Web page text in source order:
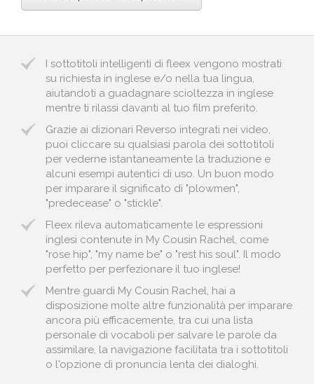
I sottotitoli intelligenti di fleex vengono mostrati
su richiesta in inglese e/o nella tua lingua,
aiutandoti a guadagnare scioltezza in inglese
mentre ti rilassi davanti al tuo film preferito.
Grazie ai dizionari Reverso integrati nei video,
puoi cliccare su qualsiasi parola dei sottotitoli
per vederne istantaneamente la traduzione e
alcuni esempi autentici di uso. Un buon modo
per imparare il significato di "plowmen",
"predecease" o "stickle".
Fleex rileva automaticamente le espressioni
inglesi contenute in My Cousin Rachel, come
"rose hip", "my name be" o "rest his soul". Il modo
perfetto per perfezionare il tuo inglese!
Mentre guardi My Cousin Rachel, hai a
disposizione molte altre funzionalità per imparare
ancora più efficacemente, tra cui una lista
personale di vocaboli per salvare le parole da
assimilare, la navigazione facilitata tra i sottotitoli
o l'opzione di pronuncia lenta dei dialoghi.